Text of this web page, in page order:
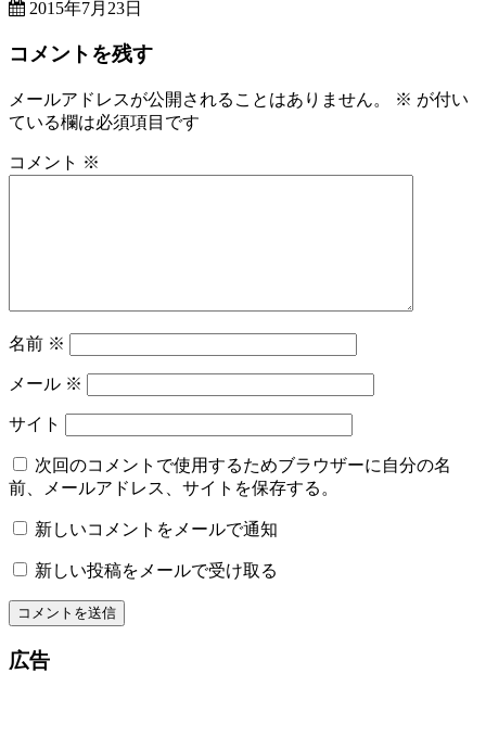
2015年7月23日
コメントを残す
メールアドレスが公開されることはありません。 ※ が付い
ている欄は必須項目です
コメント ※
名前 ※
メール ※
サイト
次回のコメントで使用するためブラウザーに自分の名
前、メールアドレス、サイトを保存する。
新しいコメントをメールで通知
新しい投稿をメールで受け取る
広告